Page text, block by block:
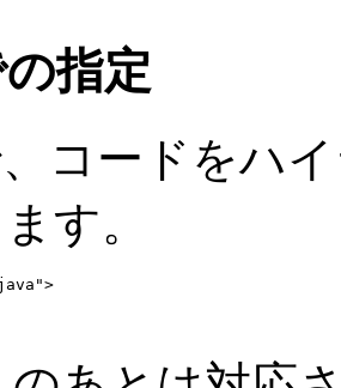
指定
コードをハ
す。